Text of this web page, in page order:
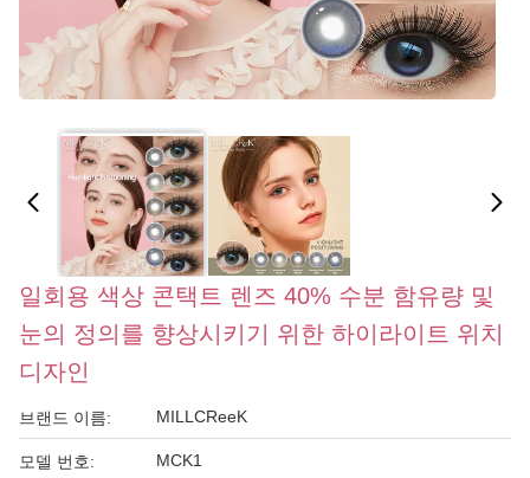
일회용 색상 콘택트 렌즈 40% 수분 함유량 및
눈의 정의를 향상시키기 위한 하이라이트 위치
디자인
브랜드 이름: MILLCReeK
모델 번호: MCK1